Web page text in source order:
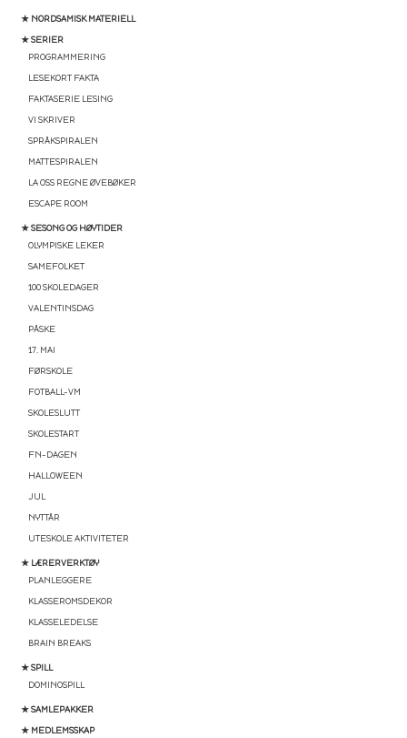
★ NORDSAMISK MATERIELL
★ SERIER
PROGRAMMERING
LESEKORT FAKTA
FAKTASERIE LESING
VI SKRIVER
SPRÅKSPIRALEN
MATTESPIRALEN
LA OSS REGNE ØVEBØKER
ESCAPE ROOM
★ SESONG OG HØYTIDER
OLYMPISKE LEKER
SAMEFOLKET
100 SKOLEDAGER
VALENTINSDAG
PÅSKE
17. MAI
FØRSKOLE
FOTBALL-VM
SKOLESLUTT
SKOLESTART
FN-DAGEN
HALLOWEEN
JUL
NYTTÅR
UTESKOLE AKTIVITETER
★ LÆRERVERKTØY
PLANLEGGERE
KLASSEROMSDEKOR
KLASSELEDELSE
BRAIN BREAKS
★ SPILL
DOMINOSPILL
★ SAMLEPAKKER
★ MEDLEMSSKAP